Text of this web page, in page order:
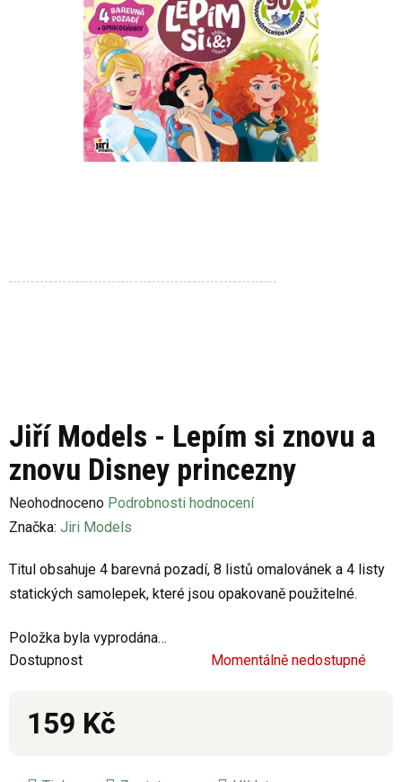
Jiří Models - Lepím si znovu a
znovu Disney princezny
Průměrné
hodnocení
je
0,0
5
hvězdiček.
Neohodnoceno Podrobnosti hodnocení
Značka: Jiri Models
Titul obsahuje 4 barevná pozadí, 8 listů omalovánek a 4 listy
statických samolepek, které jsou opakovaně použitelné.
Položka byla vyprodána…
Dostupnost
Momentálně nedostupné
159 Kč